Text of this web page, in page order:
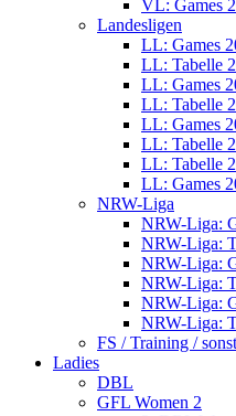
VL: Games
Landesligen
LL: Games
LL: Tabelle
LL: Games
LL: Tabelle
LL: Games
LL: Tabelle
LL: Tabelle
LL: Games
NRW-Liga
NRW-Liga:
NRW-Liga:
NRW-Liga:
NRW-Liga:
NRW-Liga:
NRW-Liga:
FS / Training /
Ladies
DBL
GFL Women 2